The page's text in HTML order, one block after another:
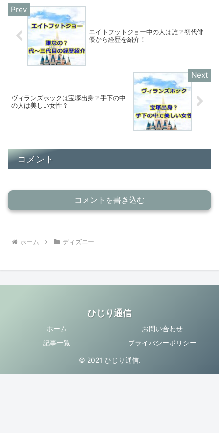
エイトフットジョー中の人は誰？初代俳
優から経歴を紹介！
ヴィランズホックは宝塚出身？手下の中
の人は美しい女性？
コメント
コメントを書き込む
ホーム ディズニー
ひじり通信
ホーム
お問い合わせ
記事一覧
プライバシーポリシー
© 2021 ひじり通信.